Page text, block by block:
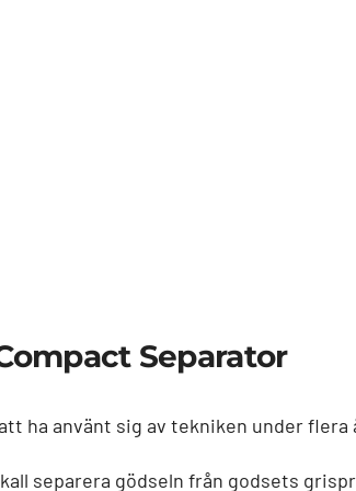
Separator
ha använt sig av tekniken under flera
separera gödseln från godsets